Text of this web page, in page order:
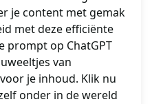
je content met gemak
met deze efficiënte
prompt op ChatGPT
van
je inhoud. Klik nu
onder in de wereld